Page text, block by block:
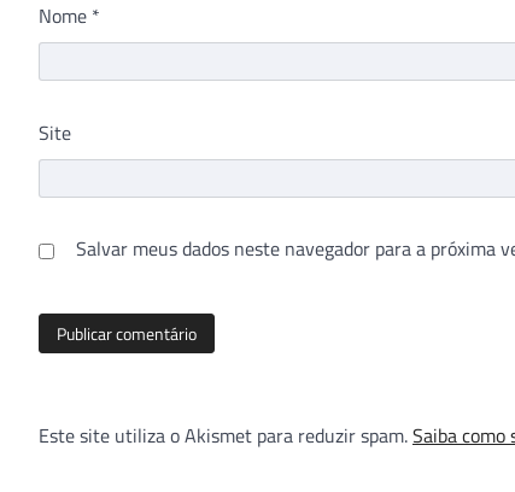
Nome *
Site
Salvar meus dados neste navegador para a próxima
Este site utiliza o Akismet para reduzir spam.Saiba como